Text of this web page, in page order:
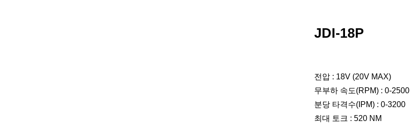
JDI-18P
전압 : 18V (20V MAX)
무부하 속도(RPM) : 0-2500
분당 타격수(IPM) : 0-3200
최대 토크 : 520 NM